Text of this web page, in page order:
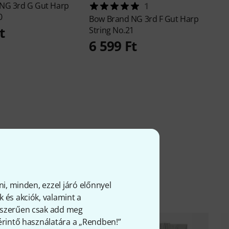
minden, ezzel járó előnnyel
és akciók, valamint a
csak add meg
használatára a „Rendben!”
3rd G Gut Harp
1
Bow Brand NG 3rd F Gut Harp
String No.21
6 599 Ft